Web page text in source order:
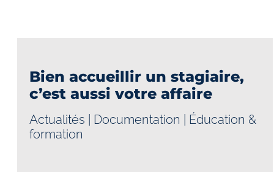
Bien accueillir un stagiaire,
c’est aussi votre affaire
Actualités Documentation
Éducation &
formation